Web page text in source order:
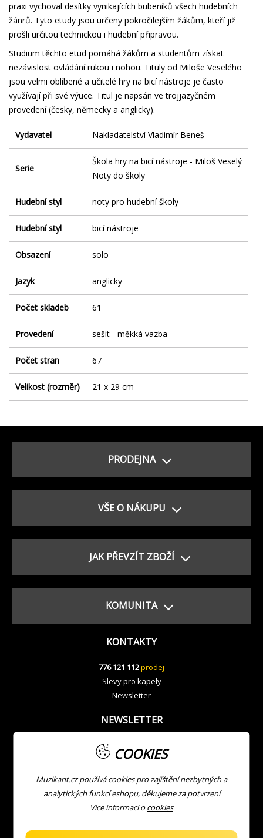
praxi vychoval desítky vynikajících bubeníků všech hudebních
žánrů. Tyto etudy jsou určeny pokročilejším žákům, kteří již
prošli určitou technickou i hudební připravou.
Studium těchto etud pomáhá žákům a studentům získat
nezávislost ovládání rukou i nohou. Tituly od Miloše Veselého
jsou velmi oblíbené a učitelé hry na bicí nástroje je často
využívají při své výuce. Titul je napsán ve trojjazyčném
provedení (česky, německy a anglicky).
Vydavatel Nakladatelství Vladimír Beneš
Serie
Škola hry na bicí nástroje - Miloš Veselý
Noty do školy
Hudební styl noty pro hudební školy
Hudební styl bicí nástroje
Obsazení solo
Jazyk anglicky
Počet skladeb 61
Provedení sešit - měkká vazba
Počet stran 67
Velikost (rozměr) 21 x 29 cm
PRODEJNA
VŠE O NÁKUPU
JAK PŘEVZÍT ZBOŽÍ
KOMUNITA
KONTAKTY
776 121 112prodej
Slevy pro kapely
Newsletter
NEWSLETTER
COOKIES
Muzikant.cz používá cookies pro zajištění nezbytných a
analytických funkcí eshopu, děkujeme za potvrzení
Více informací ocookies